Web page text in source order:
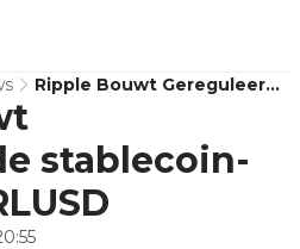
Ripple Bouwt Gereguleerde
stablecoin-